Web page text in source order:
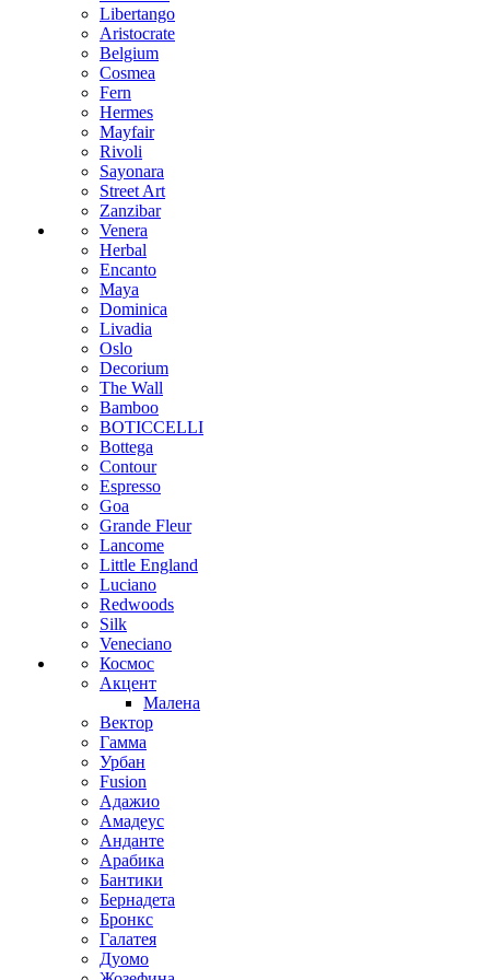
Libertango
Aristocrate
Belgium
Cosmea
Fern
Hermes
Mayfair
Rivoli
Sayonara
Street Art
Zanzibar
Venera
Herbal
Encanto
Maya
Dominica
Livadia
Oslo
Decorium
The Wall
Bamboo
BOTICCELLI
Bottega
Contour
Espresso
Goa
Grande Fleur
Lancome
Little England
Luciano
Redwoods
Silk
Veneciano
Космос
Акцент
Малена
Вектор
Гамма
Урбан
Fusion
Адажио
Амадеус
Анданте
Арабика
Бантики
Бернадета
Бронкс
Галатея
Дуомо